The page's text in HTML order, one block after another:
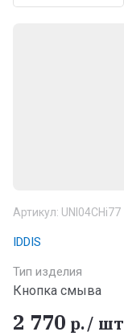
Артикул: UNI04CHi77
IDDIS
Тип изделия
Кнопка смыва
2 770 р./ шт